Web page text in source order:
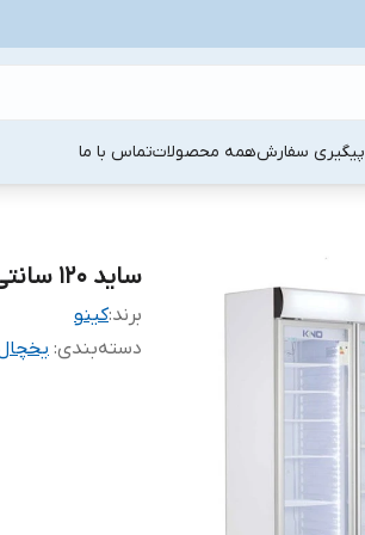
پیگیری سفارشهمه محصولاتتماس با ما
ساید 120 سانتی کینو یخچال - یخچال KRR615
برند:کینو
دسته‌بندی: